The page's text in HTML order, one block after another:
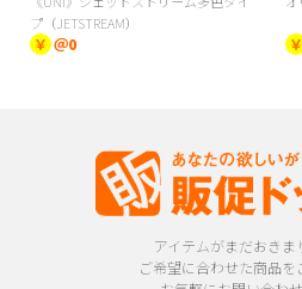
プ（JETSTREAM）
￥ ＠0 ￥
アイテムがまだおきま
ご希望に合わせた商品を